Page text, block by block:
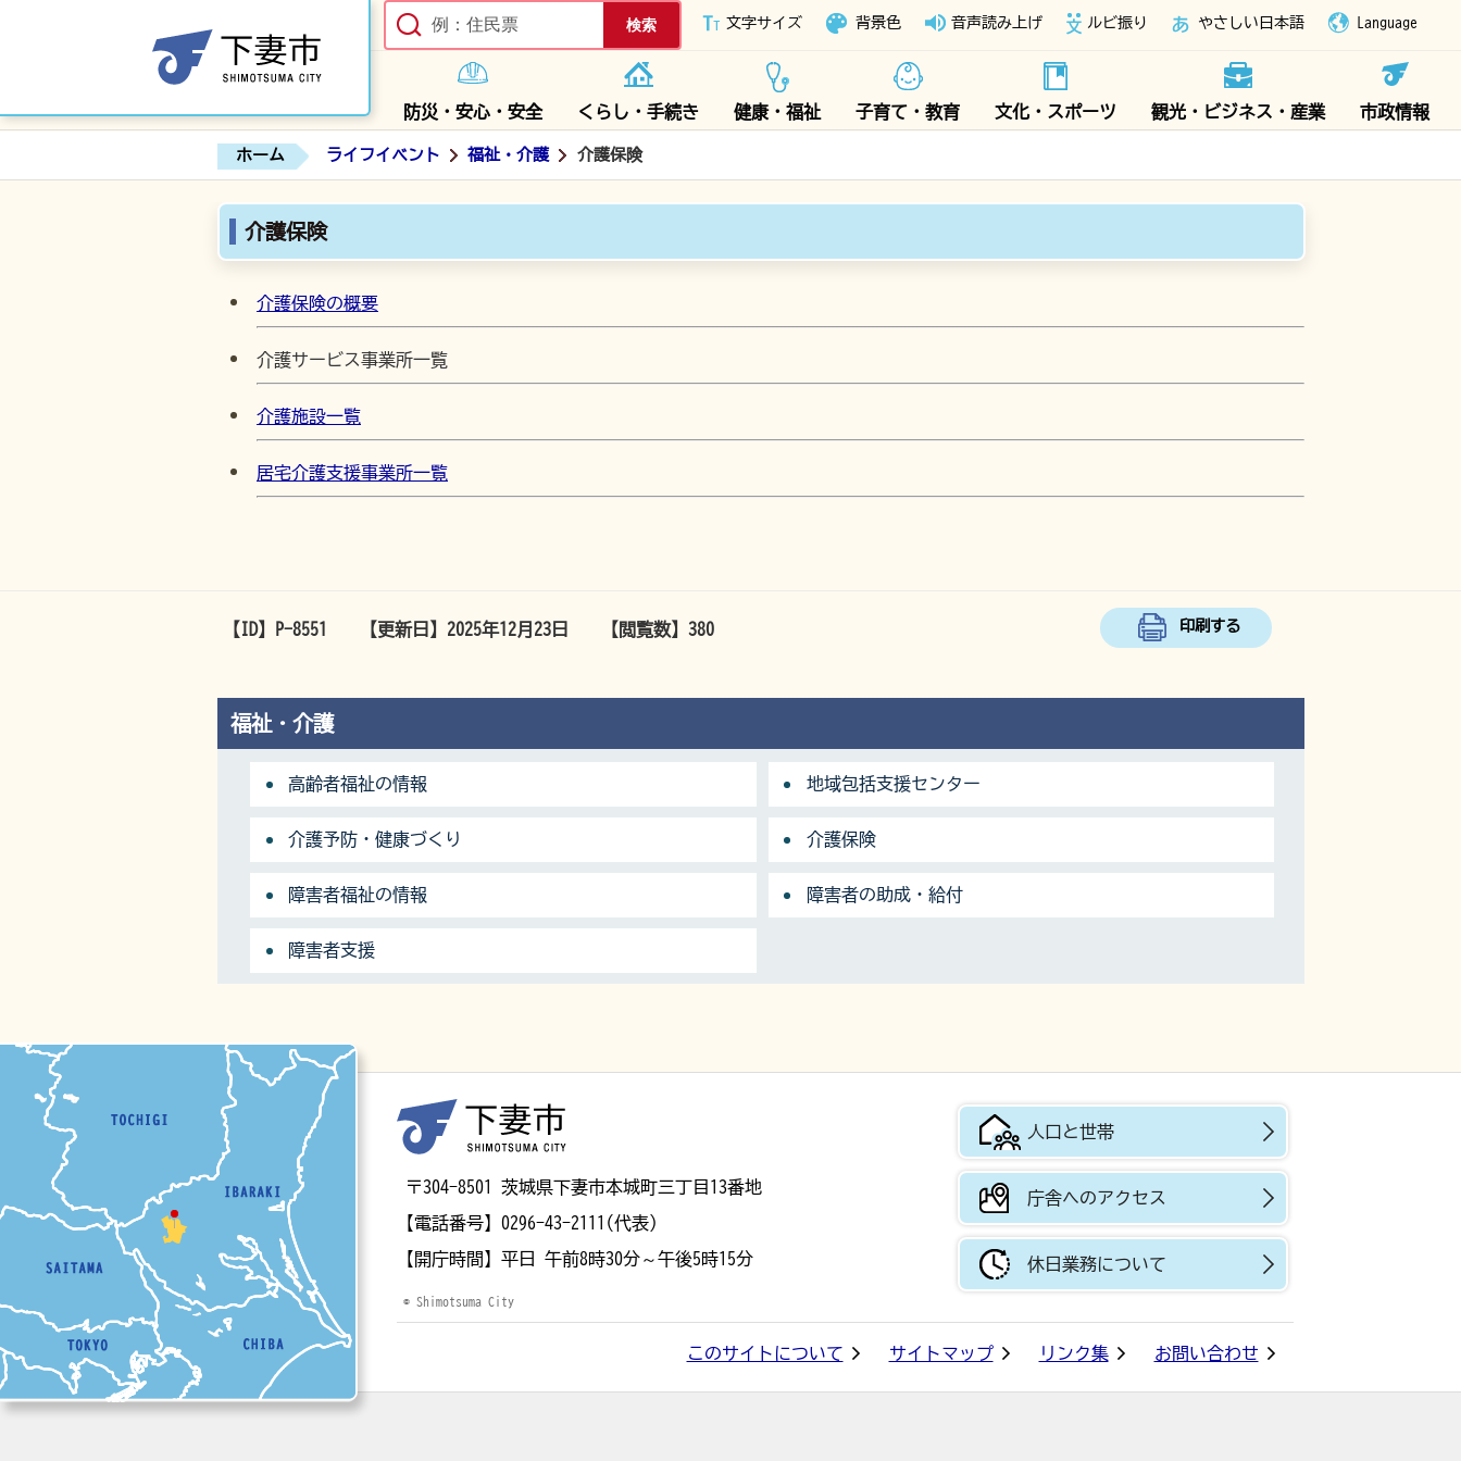
下妻市ホームページ
文字サイズ 背景色 音声読み上げ ルビ振り やさしい日本語 Language
防災・安心・安全 くらし・手続き 健康・福祉 子育て・教育 文化・スポーツ 観光・ビジネス・産業 市政情報
ホーム ライフイベント 福祉・介護 介護保険
介護保険
介護保険の概要
介護サービス事業所一覧
介護施設一覧
居宅介護支援事業所一覧
【ID】 P-8551 【更新日】 2025年12月23日 【閲覧数】 380 印刷する
福祉・介護
高齢者福祉の情報 地域包括支援センター
介護予防・健康づくり 介護保険
障害者福祉の情報 障害者の助成・給付
障害者支援
〒304-8501 茨城県下妻市本城町三丁目13番地
【電話番号】 0296-43-2111(代表)
【開庁時間】 平日 午前8時30分～午後5時15分
© Shimotsuma City
人口と世帯
庁舎へのアクセス
休日業務について
このサイトについて サイトマップ リンク集 お問い合わせ